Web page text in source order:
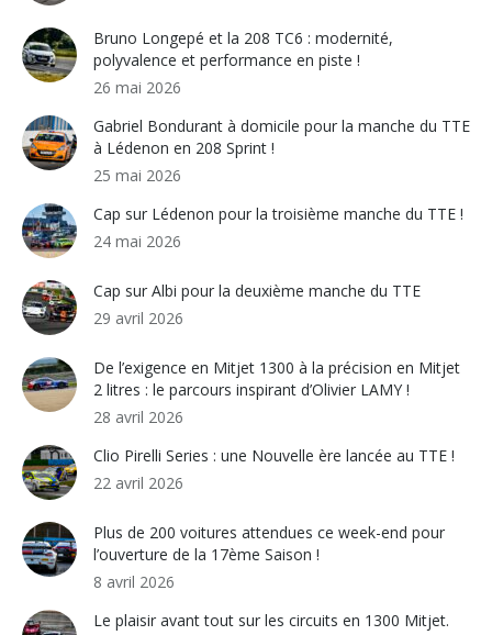
Bruno Longepé et la 208 TC6 : modernité,
polyvalence et performance en piste !
26 mai 2026
Gabriel Bondurant à domicile pour la manche du TTE
à Lédenon en 208 Sprint !
25 mai 2026
Cap sur Lédenon pour la troisième manche du TTE !
24 mai 2026
Cap sur Albi pour la deuxième manche du TTE
29 avril 2026
De l’exigence en Mitjet 1300 à la précision en Mitjet
2 litres : le parcours inspirant d’Olivier LAMY !
28 avril 2026
Clio Pirelli Series : une Nouvelle ère lancée au TTE !
22 avril 2026
Plus de 200 voitures attendues ce week-end pour
l’ouverture de la 17ème Saison !
8 avril 2026
Le plaisir avant tout sur les circuits en 1300 Mitjet.